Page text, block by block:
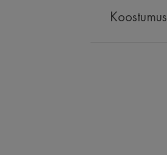
Koostumus